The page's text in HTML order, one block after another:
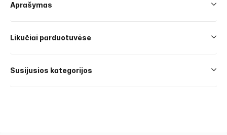
Aprašymas
Likučiai parduotuvėse
Susijusios kategorijos